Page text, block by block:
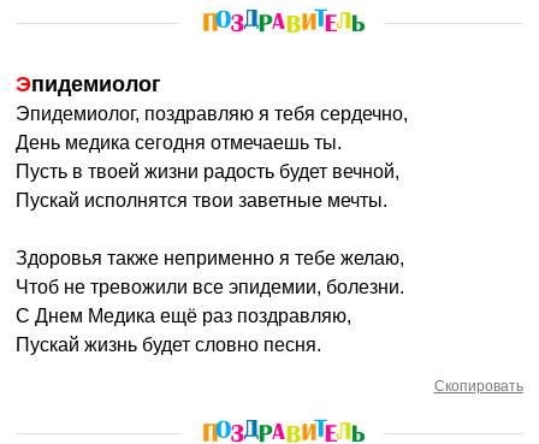
Эпидемиолог
Эпидемиолог, поздравляю я тебя сердечно,
День медика сегодня отмечаешь ты.
Пусть в твоей жизни радость будет вечной,
Пускай исполнятся твои заветные мечты.
Здоровья также неприменно я тебе желаю,
Чтоб не тревожили все эпидемии, болезни.
С Днем Медика ещё раз поздравляю,
Пускай жизнь будет словно песня.
Скопировать